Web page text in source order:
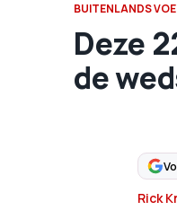
BUITENLANDS
Deze
de
Rick